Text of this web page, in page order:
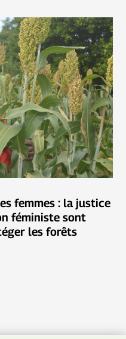
femmes : la justice
féministe sont
les forêts